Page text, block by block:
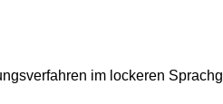
im lockeren